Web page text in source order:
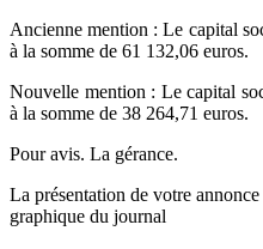
Ancienne mention : Le capital
à la somme de 61 132,06 euros.
Nouvelle mention : Le capital
à la somme de 38 264,71 euros.
Pour avis. La gérance.
La présentation de votre
graphique du journal